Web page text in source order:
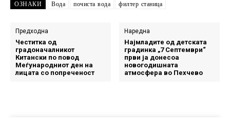
ОЗНАКИ Вода почиста вода филтер станица
Предходна
Честитка од
градоначалникот
Китански по повод
Меѓународниот ден на
лицата со попреченост
Наредна
Најмладите од детската
градинка „7 Септември“
први ја донесоа
новогодишната
атмосфера во Пехчево